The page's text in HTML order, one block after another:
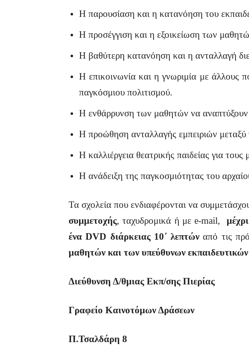
Η παρουσίαση και η κατανόηση του
Η προσέγγιση και η εξοικείωση των
Η βαθύτερη κατανόηση και η ανταλλαγή
Η επικοινωνία και η γνωριμία με άλλους
παγκόσμιου πολιτισμού.
Η ενθάρρυνση των μαθητών να αναπτύξουν
Η προώθηση ανταλλαγής εμπειριών
Η καλλιέργεια θεατρικής παιδείας για
Η ανάδειξη της παγκοσμιότητας του
Τα σχολεία που ενδιαφέρονται να
συμμετοχής, ταχυδρομικά ή με e-mail, μ
έναDVD διάρκειας 10΄ λεπτώναπό τις
μαθητών και των υπεύθυνων εκπαιδευτικών
Διεύθυνση Δ/θμιας Εκπ/σης Πιερίας
Γραφείο Καινοτόμων Δράσεων
Π.Τσαλδάρη 8